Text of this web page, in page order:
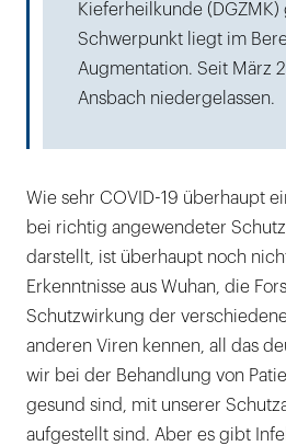
Kieferheilkunde (DGZMK)
Schwerpunkt liegt im
Augmentation. Seit März
Ansbach niedergelassen.
Wie sehr COVID-19 überhaupt
bei richtig angewendeter
darstellt, ist überhaupt noch
Erkenntnisse aus Wuhan, die
Schutzwirkung der
anderen Viren kennen, all das
wir bei der Behandlung von
gesund sind, mit unserer
aufgestellt sind. Aber es gibt